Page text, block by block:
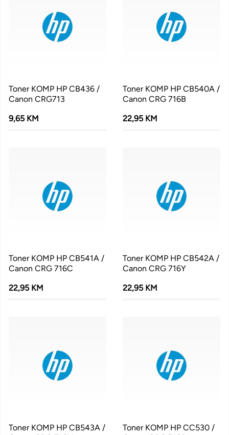
Toner KOMP HP CB436 /
Canon CRG713
9,65 KM
Toner KOMP HP CB540A /
Canon CRG 716B
22,95 KM
Toner KOMP HP CB541A /
Canon CRG 716C
22,95 KM
Toner KOMP HP CB542A /
Canon CRG 716Y
22,95 KM
Toner KOMP HP CB543A /
Toner KOMP HP CC530 /